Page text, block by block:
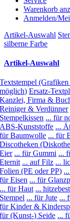
Warenkorb
Anmelden/
Artikel-Auswahl
silberne Farbe
Artikel-Auswahl
Textstempel
möglich) Ersatz-
Kanzlei, Firma &
Reiniger & Verdünner
Stempelkissen ... für
ABS-Kunststoffe ...
für Baumwolle ... für
Discotheken
Eier ... für Gummi ...
Eternit ... auf Filz ...
Folien (PE oder PP)
für Eisen ... für
... für Haut ...
Stempel ... für Jute ...
für Kinder &
für (Kunst-) Seide ...